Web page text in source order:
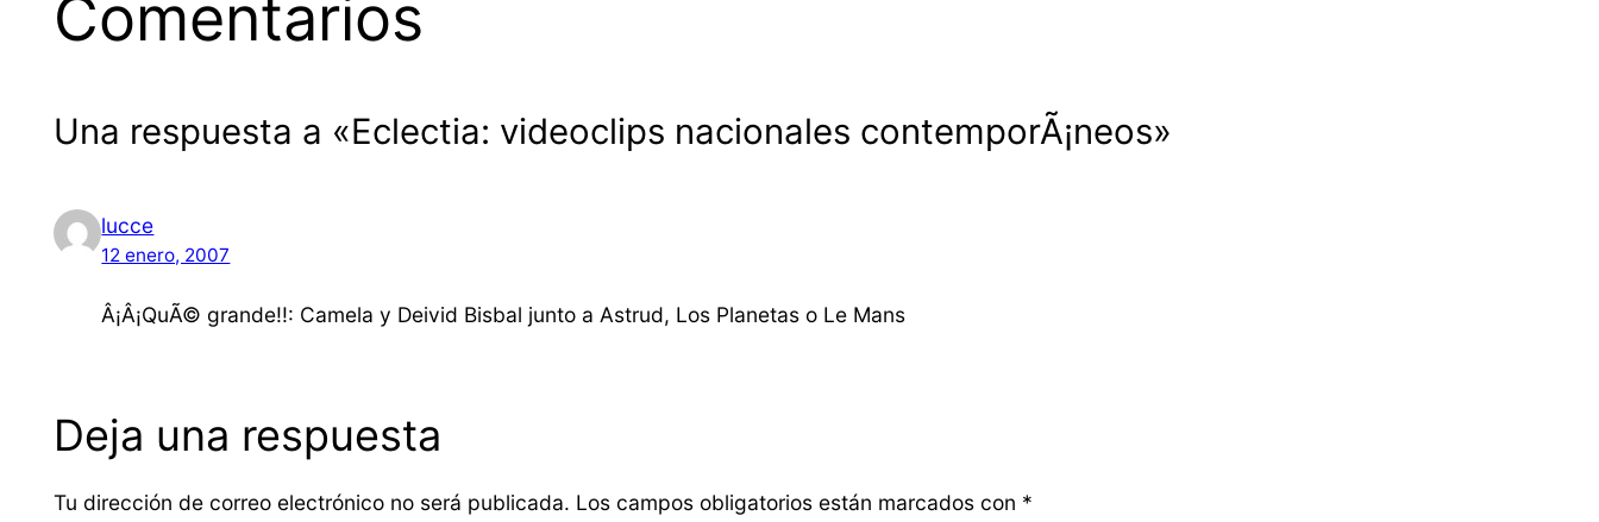
Comentarios
Una respuesta a «Eclectia: videoclips nacionales contemporÃ¡neos»
lucce
12 enero, 2007
Â¡Â¡QuÃ© grande!!: Camela y Deivid Bisbal junto a Astrud, Los Planetas o Le Mans
Deja una respuesta
Tu dirección de correo electrónico no será publicada. Los campos obligatorios están marcados con *